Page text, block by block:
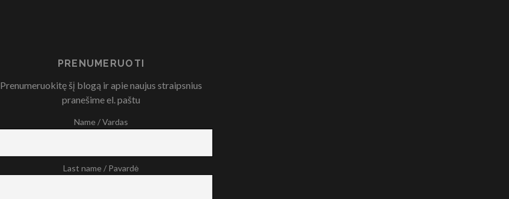
PRENUMERUOTI
Prenumeruokitę šį blogą ir apie naujus straipsnius
pranešime el. paštu
Name / Vardas
Last name / Pavardė